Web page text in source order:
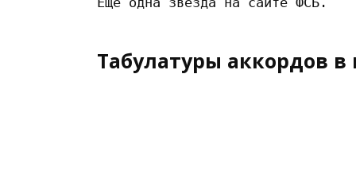
Табулатуры аккордов в